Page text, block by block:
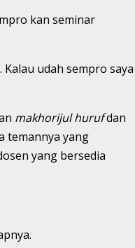
kan seminar
udah sempro saya
makhorijul hurufdan
temannya yang
yang bersedia